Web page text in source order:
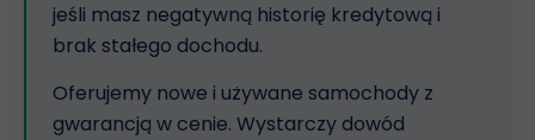
jeśli masz negatywną historię kredytową i
brak stałego dochodu.
Oferujemy nowe i używane samochody z
gwarancją w cenie. Wystarczy dowód